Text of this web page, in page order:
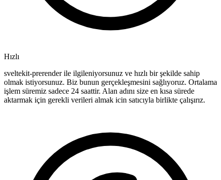
Hızlı
sveltekit-prerender ile ilgileniyorsunuz ve hızlı bir şekilde sahip
olmak istiyorsunuz. Biz bunun gerçekleşmesini sağlıyoruz. Ortalama
işlem süremiz sadece 24 saattir. Alan adını size en kısa sürede
aktarmak için gerekli verileri almak icin satıcıyla birlikte çalışırız.